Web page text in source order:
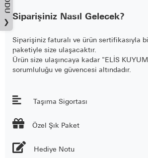
Siparişiniz Nasıl Gelecek?
Siparişiniz faturalı ve ürün sertifikasıyla
paketiyle size ulaşacaktır.
Ürün size ulaşıncaya kadar "ELİS
sorumluluğu ve güvencesi altındadır.
Taşıma Sigortası
 Özel Şık Paket
Hediye Notu
❯